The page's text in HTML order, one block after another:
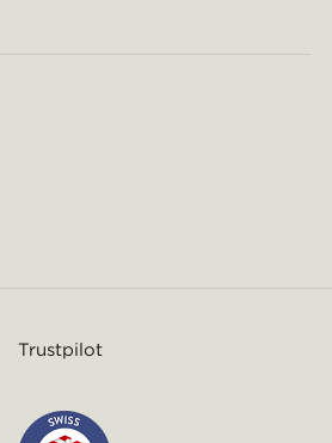
Trustpilot